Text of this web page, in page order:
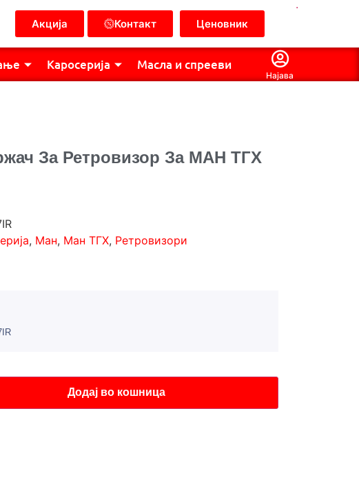
Акција Контакт Ценовник
.
Каросерија Масла и спрееви
Најава
За Ретровизор За МАН ТГХ
, Ман, Ман ТГХ, Ретровизори
Додај во кошница